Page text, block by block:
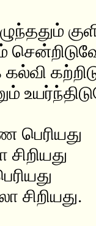
பெரியது
சிறியது.